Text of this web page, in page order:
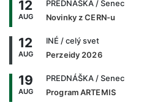
12
AUG
PREDNÁŠKA / Senec
Novinky z CERN-u
12
AUG
INÉ / celý svet
Perzeidy 2026
19
AUG
PREDNÁŠKA / Senec
Program ARTEMIS